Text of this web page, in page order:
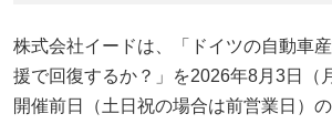
株式会社イードは、「ドイツの自動車
援で回復するか？」を2026年8月3日（
開催前日（土日祝の場合は前営業日）